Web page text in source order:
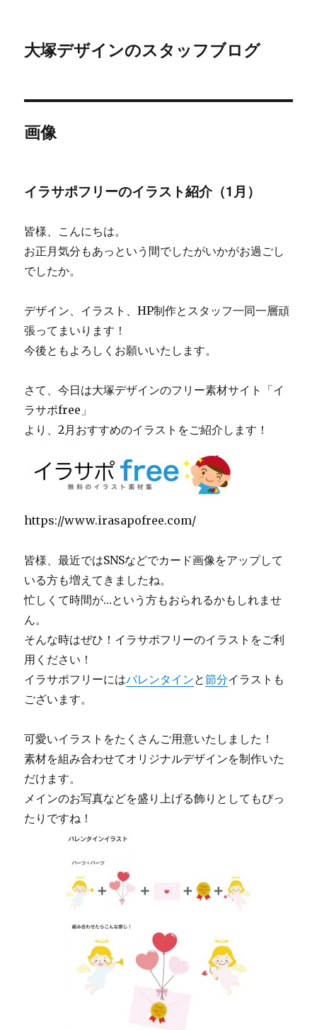
大塚デザインのスタッフブログ
画像
イラサポフリーのイラスト紹介（1月）
皆様、こんにちは。
お正月気分もあっという間でしたがいかがお過ごし
でしたか。
デザイン、イラスト、HP制作とスタッフ一同一層頑
張ってまいります！
今後ともよろしくお願いいたします。
さて、今日は大塚デザインのフリー素材サイト「イ
ラサポfree」
より、2月おすすめのイラストをご紹介します！
https://www.irasapofree.com/
皆様、最近ではSNSなどでカード画像をアップして
いる方も増えてきましたね。
忙しくて時間が…という方もおられるかもしれませ
ん。
そんな時はぜひ！イラサポフリーのイラストをご利
用ください！
イラサポフリーにはバレンタインと節分イラストも
ございます。
可愛いイラストをたくさんご用意いたしました！
素材を組み合わせてオリジナルデザインを制作いた
だけます。
メインのお写真などを盛り上げる飾りとしてもぴっ
たりですね！